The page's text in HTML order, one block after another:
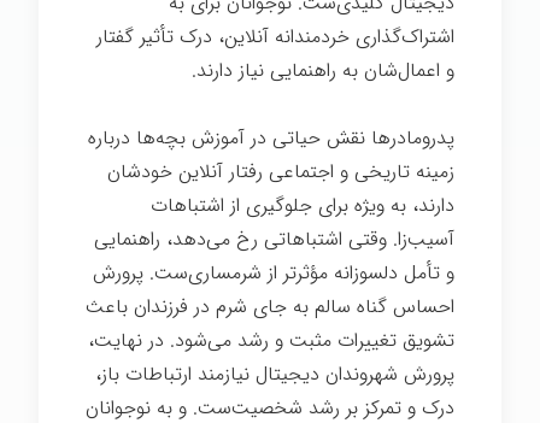
اشتراک‌گذاری خردمندانه آنلاین، درک تأثیر گفتار
و اعمال‌شان به راهنمایی نیاز دارند.
پدرومادرها نقش حیاتی در آموزش بچه‌ها درباره
زمینه تاریخی و اجتماعی رفتار آنلاین خودشان
دارند، به ویژه برای جلوگیری از اشتباهات
آسیب‌زا. وقتی اشتباهاتی رخ می‌دهد، راهنمایی
و تأمل دلسوزانه مؤثرتر از شرمساری‌ست. پرورش
احساس گناه سالم به جای شرم در فرزندان باعث
تشویق تغییرات مثبت و رشد می‌شود. در نهایت،
پرورش شهروندان دیجیتال نیازمند ارتباطات باز،
درک و تمرکز بر رشد شخصیت‌ست. و به نوجوانان